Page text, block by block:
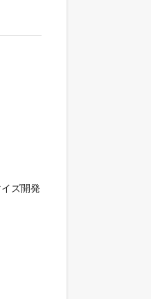
ズ開発